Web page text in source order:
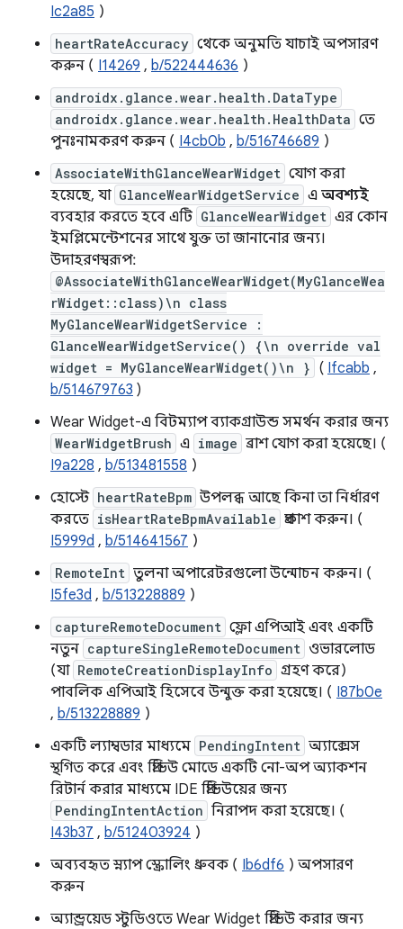
Ic2a85 )
heartRateAccuracy থেকে অনুমতি যাচাই অপসারণ
করুন ( I14269 , b/522444636 )
androidx.glance.wear.health.DataType
androidx.glance.wear.health.HealthData তে
পুনঃনামকরণ করুন ( I4cb0b , b/516746689 )
AssociateWithGlanceWearWidget যোগ করা
হয়েছে, যা GlanceWearWidgetService এ অবশ্যই
ব্যবহার করতে হবে এটি GlanceWearWidget এর কোন
ইমপ্লিমেন্টেশনের সাথে যুক্ত তা জানানোর জন্য।
উদাহরণস্বরূপ:
@AssociateWithGlanceWearWidget(MyGlanceWea
rWidget::class)\n class
MyGlanceWearWidgetService :
GlanceWearWidgetService() {\n override val
widget = MyGlanceWearWidget()\n } ( Ifcabb ,
b/514679763 )
Wear Widget-এ বিটম্যাপ ব্যাকগ্রাউন্ড সমর্থন করার জন্য
WearWidgetBrush এ image ব্রাশ যোগ করা হয়েছে। (
I9a228 , b/513481558 )
হোস্টে heartRateBpm উপলব্ধ আছে কিনা তা নির্ধারণ
করতে isHeartRateBpmAvailable প্রকাশ করুন। (
I5999d , b/514641567 )
RemoteInt তুলনা অপারেটরগুলো উন্মোচন করুন। (
I5fe3d , b/513228889 )
captureRemoteDocument ফ্লো এপিআই এবং একটি
নতুন captureSingleRemoteDocument ওভারলোড
(যা RemoteCreationDisplayInfo গ্রহণ করে)
পাবলিক এপিআই হিসেবে উন্মুক্ত করা হয়েছে। ( I87b0e
, b/513228889 )
একটি ল্যাম্বডার মাধ্যমে PendingIntent অ্যাক্সেস
স্থগিত করে এবং প্রিভিউ মোডে একটি নো-অপ অ্যাকশন
রিটার্ন করার মাধ্যমে IDE প্রিভিউয়ের জন্য
PendingIntentAction নিরাপদ করা হয়েছে। (
I43b37 , b/512403924 )
অব্যবহৃত স্ন্যাপ স্ক্রোলিং ধ্রুবক ( Ib6df6 ) অপসারণ
করুন
অ্যান্ড্রয়েড স্টুডিওতে Wear Widget প্রিভিউ করার জন্য